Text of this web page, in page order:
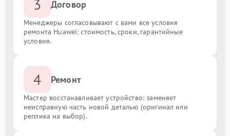
3 Договор
Менеджеры согласовывают с вами все условия
ремонта Huawei: стоимость, сроки, гарантийные
условия.
4 Ремонт
Мастер восстанавливает устройство: заменяет
неисправную часть новой деталью (оригинал или
реплика на выбор).